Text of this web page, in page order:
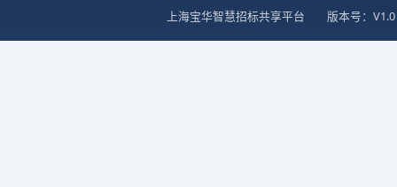
上海宝华智慧招标共享平台
版本号：V1.0